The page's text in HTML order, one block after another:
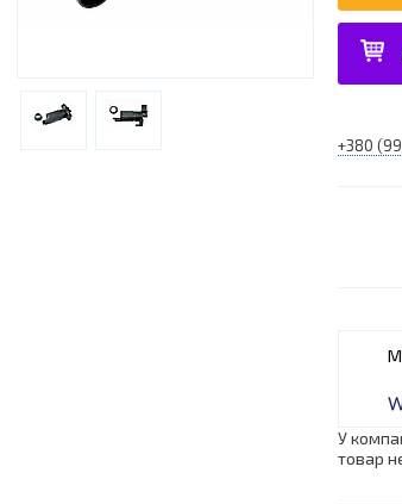
+380
У
товар